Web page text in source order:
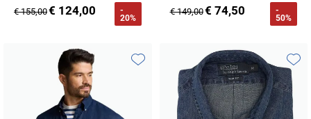
€ 155,00€ 124,00
-
20%
€ 149,00€ 74,50
-
50%
Toevoegen aan favorieten